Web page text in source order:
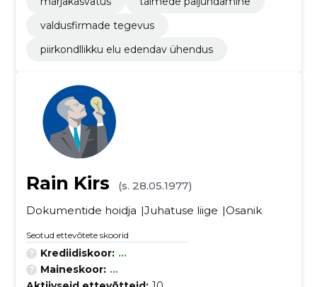
valdusfirmade tegevus
piirkondllikku elu edendav ühendus
Rain Kirs
(s. 28.05.1977)
Dokumentide hoidja
Juhatuse liige Osanik
Seotud ettevõtete skoorid
Krediidiskoor: ...
Maineskoor: ...